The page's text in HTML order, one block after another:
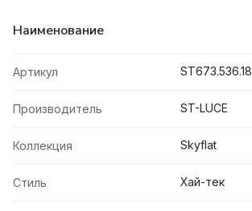
Наименование
Артикул ST673.536.18
Производитель ST-LUCE
Коллекция Skyflat
Стиль Хай-тек